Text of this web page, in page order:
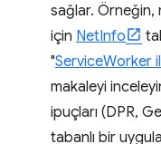
sağlar. Örneğin,
için NetInfo
"ServiceWorker
makaleyi
ipuçları (DPR,
tabanlı bir